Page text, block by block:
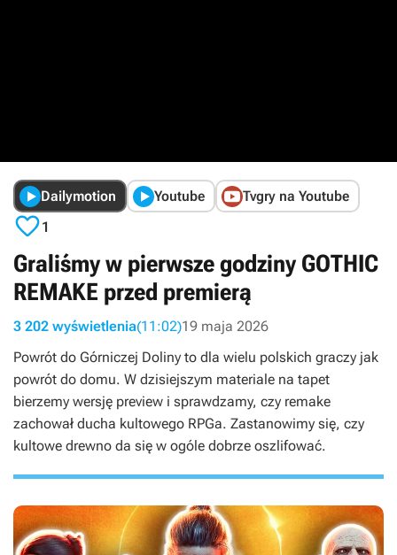
Dailymotion Youtube Tvgry na Youtube
1
Graliśmy w pierwsze godziny GOTHIC
REMAKE przed premierą
3 202 wyświetlenia(11:02)19 maja 2026
Powrót do Górniczej Doliny to dla wielu polskich graczy jak
powrót do domu. W dzisiejszym materiale na tapet
bierzemy wersję preview i sprawdzamy, czy remake
zachował ducha kultowego RPGa. Zastanowimy się, czy
kultowe drewno da się w ogóle dobrze oszlifować.